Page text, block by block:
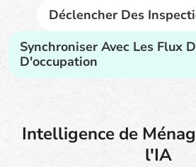
Déclencher Des
Synchroniser Avec Les Flux
D'occupation
Intelligence de
l'IA